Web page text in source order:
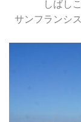
しばし
サンフランシ